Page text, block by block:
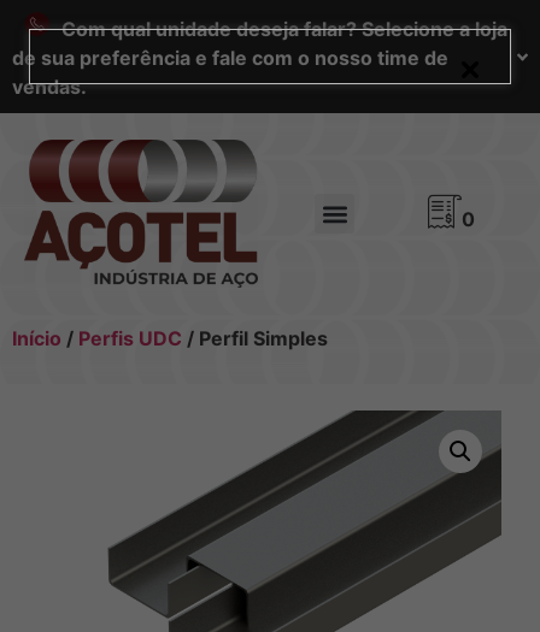
Com qual unidade deseja falar? Selecione a loja
de sua preferência e fale com o nosso time de
vendas.
0
Início / Perfis UDC / Perfil Simples